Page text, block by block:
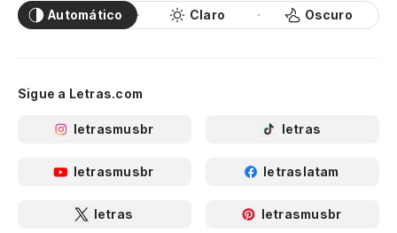
Automático Claro Oscuro
Sigue a Letras.com
letrasmusbr letras
letrasmusbr letraslatam
letras letrasmusbr